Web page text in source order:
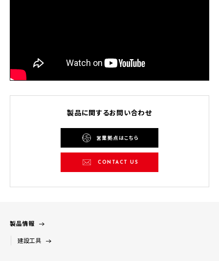
製品に関するお問い合わせ
営業拠点はこちら
CONTACT US
製品情報
建設工具